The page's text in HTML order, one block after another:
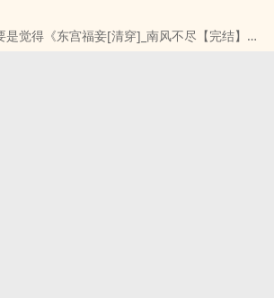
觉得《东宫福妾[清穿]_南风不尽【完结】》